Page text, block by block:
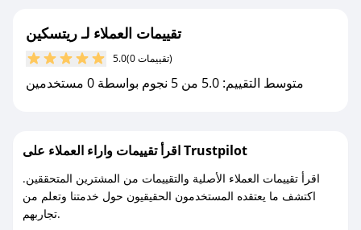
مع صحصح، تسوق بذكاء ووفّر على كل مشترياتك مع
تقييمات العملاء لـ ريتسكين
5.0 (0 تقييمات)
متوسط التقييم: 5.0 من 5 نجوم بواسطة 0 مستخدمين
اقرأ تقييمات واراء العملاء على Trustpilot
اقرأ تقييمات العملاء الأصلية والتقييمات من المشترين المتحققين.
اكتشف ما يعتقده المستخدمون الحقيقيون حول خدمتنا وتعلم من
تجاربهم.